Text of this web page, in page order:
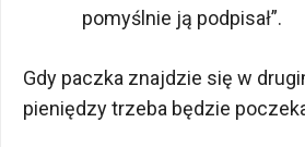
pomyślnie ją podpisał”.
Gdy paczka znajdzie się w
pieniędzy trzeba będzie